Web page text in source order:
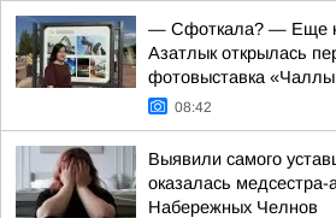
— Сфоткала? — Еще
Азатлык открылась
фотовыставка
08:42
Выявили самого
оказалась медсестра-
Набережных Челнов